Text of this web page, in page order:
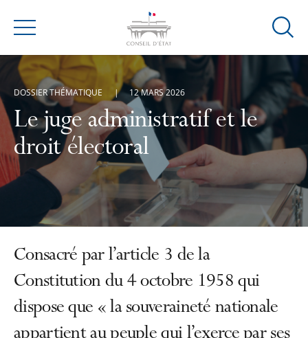
Menu
Ouvrir
de
Le juge administratif et le
droit électoral
DOSSIER THÉMATIQUE 12 MARS 2026
Consacré par l’article 3 de la
Constitution du 4 octobre 1958 qui
dispose que « la souveraineté nationale